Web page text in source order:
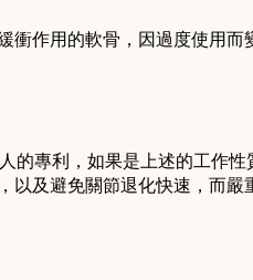
作用的軟骨，因過度使用而
的專利，如果是上述的工作性
以及避免關節退化快速，而嚴